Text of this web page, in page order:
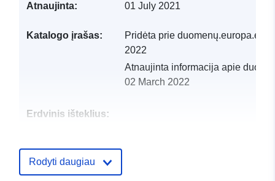
Atnaujinta: 01 July 2021
Katalogo įrašas: Pridėta prie duomenų.europa.eu:
2022
Atnaujinta informacija apie
02 March 2022
Erdvinis išteklius:
Rodyti daugiau